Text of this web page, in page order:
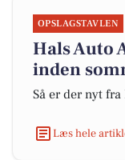
OPSLAGSTAVLEN
Hals Auto
inden
Så er der nyt fra
Læs hele